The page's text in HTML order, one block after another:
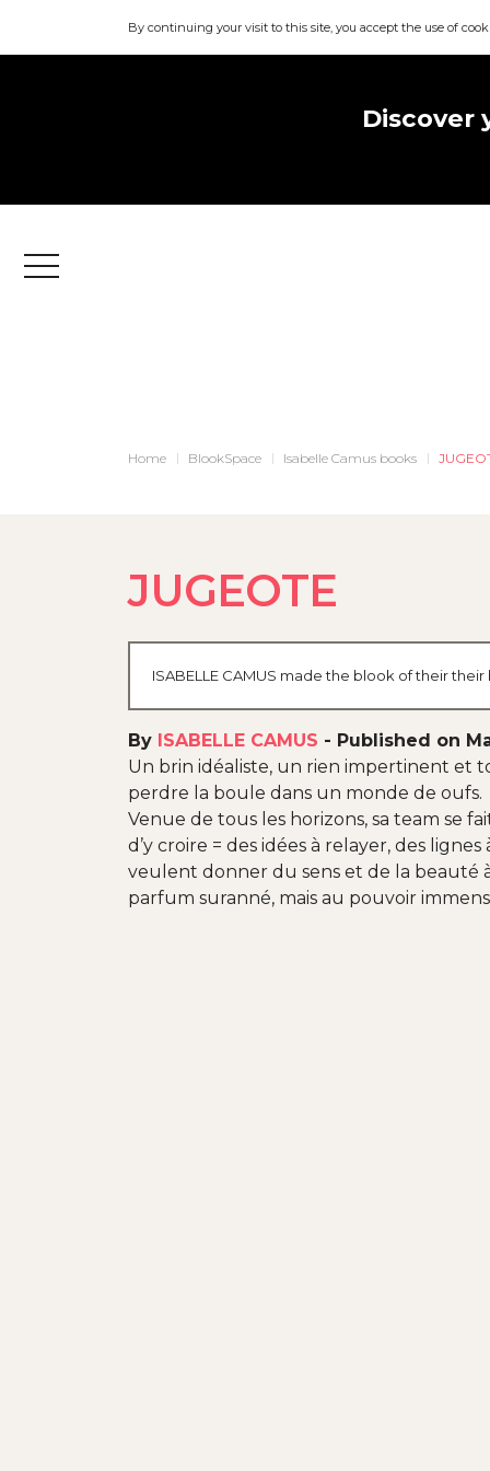
By continuing your visit to this site, you accept the use of
Discover
Menu
Home BlookSpace Isabelle Camus books
JUGEOTE
ISABELLE CAMUS made the blook of their
By ISABELLE CAMUS - Published on
Un brin idéaliste, un rien impertinent et
perdre la boule dans un monde de oufs.
Venue de tous les horizons, sa team se
d’y croire = des idées à relayer, des
veulent donner du sens et de la beauté
parfum suranné, mais au pouvoir